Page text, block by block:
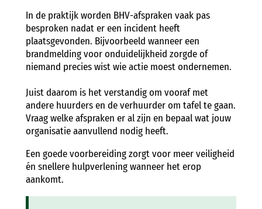
In de praktijk worden BHV-afspraken vaak pas
besproken nadat er een incident heeft
plaatsgevonden. Bijvoorbeeld wanneer een
brandmelding voor onduidelijkheid zorgde of
niemand precies wist wie actie moest ondernemen.
Juist daarom is het verstandig om vooraf met
andere huurders en de verhuurder om tafel te gaan.
Vraag welke afspraken er al zijn en bepaal wat jouw
organisatie aanvullend nodig heeft.
Een goede voorbereiding zorgt voor meer veiligheid
én snellere hulpverlening wanneer het erop
aankomt.